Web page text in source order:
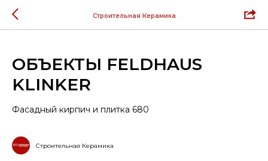
Строительная Керамика
ОБЪЕКТЫ FELDHAUS
KLINKER
Фасадный кирпич и плитка 680
Строительная Керамика